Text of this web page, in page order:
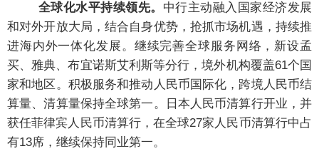
全球化水平持续领先。 中行主动融入国家经济发展
和对外开放大局，结合自身优势，抢抓市场机遇，持续推
进海内外一体化发展。继续完善全球服务网络，新设孟
买、雅典、布宜诺斯艾利斯等分行，境外机构覆盖61个国
家和地区。积极服务和推动人民币国际化，跨境人民币结
算量、清算量保持全球第一。日本人民币清算行开业，并
获任菲律宾人民币清算行，在全球27家人民币清算行中占
有13席，继续保持同业第一。